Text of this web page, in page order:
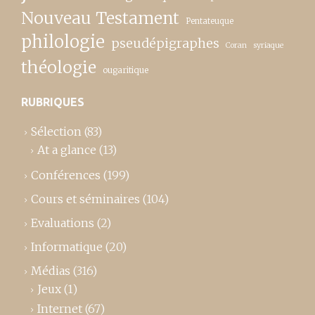
Nouveau Testament Pentateuque
philologie pseudépigraphes Coran syriaque
théologie ougaritique
RUBRIQUES
Sélection (83)
At a glance (13)
Conférences (199)
Cours et séminaires (104)
Evaluations (2)
Informatique (20)
Médias (316)
Jeux (1)
Internet (67)